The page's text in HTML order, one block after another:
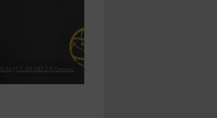
| CC BY-ND 2.5 Generic